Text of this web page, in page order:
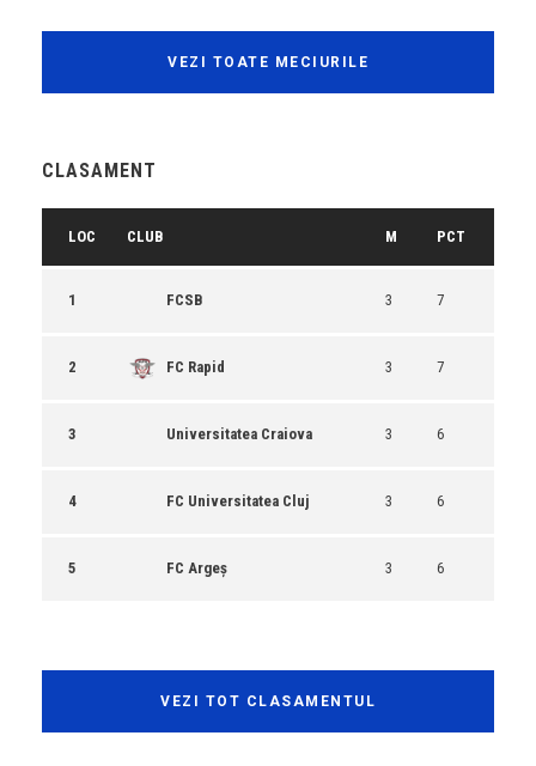
VEZI TOATE MECIURILE
CLASAMENT
LOC CLUB M PCT
1 FCSB 3 7
2 FC Rapid 3 7
3 Universitatea Craiova 3 6
4 FC Universitatea Cluj 3 6
5 FC Argeș 3 6
VEZI TOT CLASAMENTUL